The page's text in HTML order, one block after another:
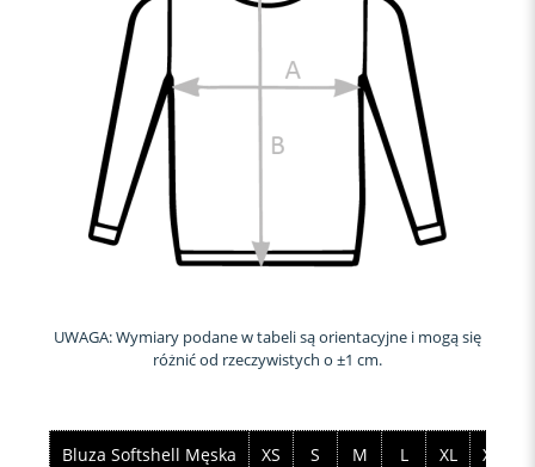
UWAGA: Wymiary podane w tabeli są orientacyjne i mogą się
różnić od rzeczywistych o ±1 cm.
Bluza Softshell Męska XS S M L XL XXL